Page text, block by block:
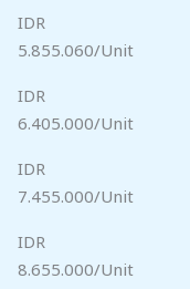
IDR
5.855.060/Unit
IDR
6.405.000/Unit
IDR
7.455.000/Unit
IDR
8.655.000/Unit